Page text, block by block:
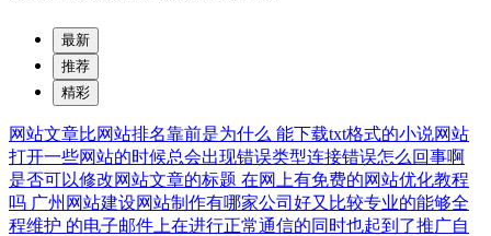
最新
推荐
精彩
网站文章比网站排名靠前是为什么 能下载txt格式的小说网站
打开一些网站的时候总会出现错误类型连接错误怎么回事啊
是否可以修改网站文章的标题 在网上有免费的网站优化教程
吗 广州网站建设网站制作有哪家公司好又比较专业的能够全
程维护 的电子邮件上在进行正常通信的同时也起到了推广自